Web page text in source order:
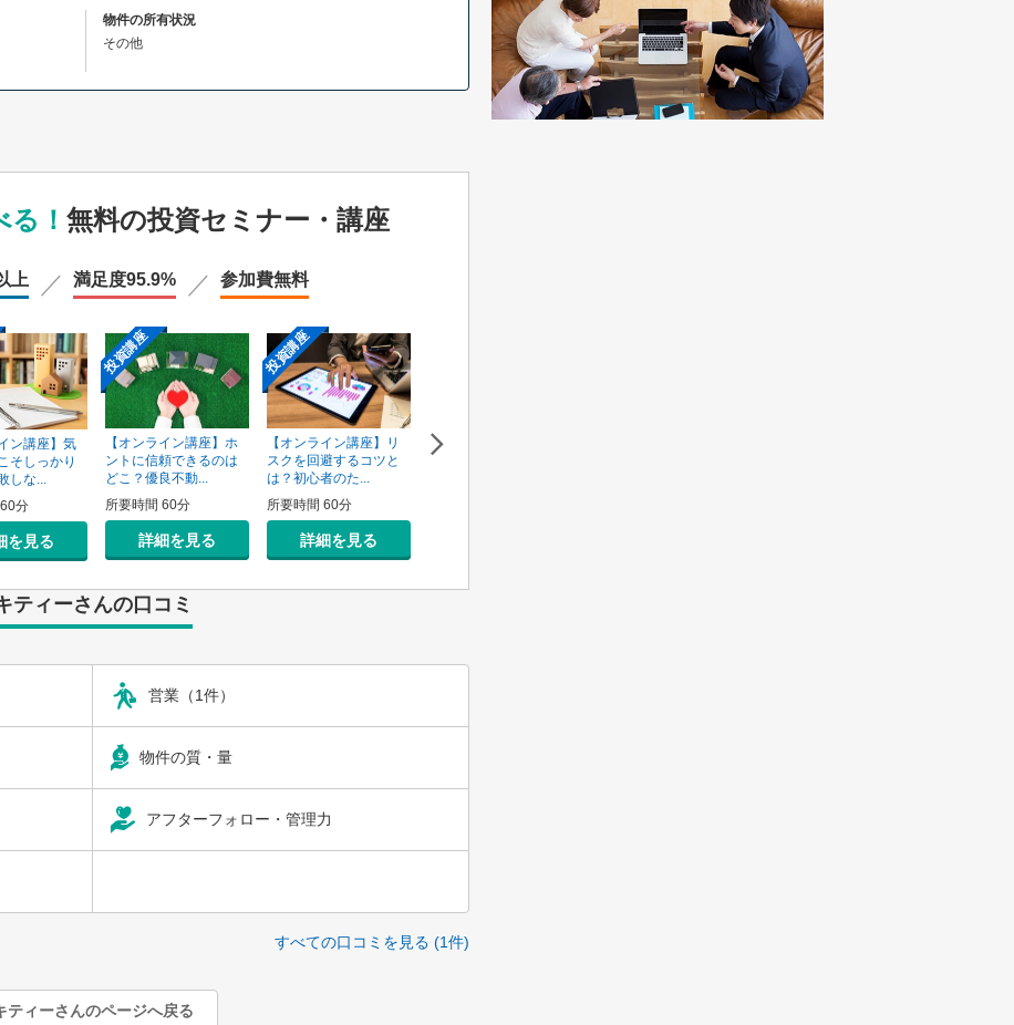
物件の所有状況
その他
る！ 無料の投資セミナー・講座
上 満足度95.9% 参加費無料
ン講座】気
そしっかり
しな...
分
を見る
投資講座
【オンライン講座】ホ
ントに信頼できるのは
どこ？優良不動...
所要時間 60分
詳細を見る
投資講座
【オンライン講座】リ
スクを回避するコツと
は？初心者のた...
所要時間 60分
詳細を見る
【オンライン講座】投
ティーさんの口コミ
営業（1件）
物件の質・量
アフターフォロー・管理力
すべての口コミを見る (1件)
ティーさんのページへ戻る